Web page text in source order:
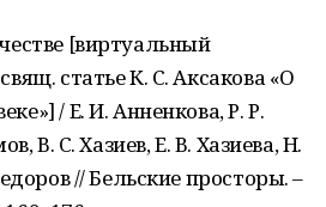
[виртуальный
статье К. С. Аксакова «О
/ Е. И. Анненкова, Р. Р.
В. С. Хазиев, Е. В. Хазиева, Н.
// Бельские просторы. –